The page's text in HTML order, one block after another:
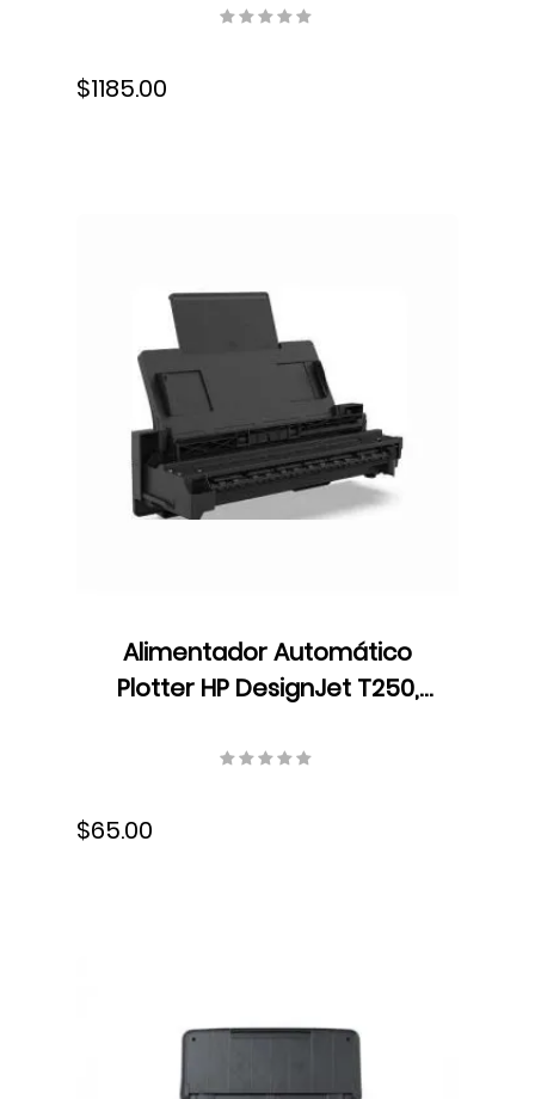
Hojas, Alto Volumen,
$1185.00
Alimentador Automático
Plotter HP DesignJet T250,
$65.00